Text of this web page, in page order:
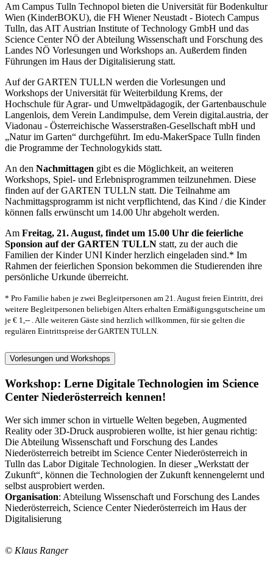
Am Campus Tulln Technopol bieten die Universität für Bodenkultur
Wien (KinderBOKU), die FH Wiener Neustadt - Biotech Campus
Tulln, das AIT Austrian Institute of Technology GmbH und das
Science Center NÖ der Abteilung Wissenschaft und Forschung des
Landes NÖ Vorlesungen und Workshops an. Außerdem finden
Führungen im Haus der Digitalisierung statt.
Auf der GARTEN TULLN werden die Vorlesungen und
Workshops der Universität für Weiterbildung Krems, der
Hochschule für Agrar- und Umweltpädagogik, der Gartenbauschule
Langenlois, dem Verein Landimpulse, dem Verein digital.austria, der
Viadonau - Österreichische Wasserstraßen-Gesellschaft mbH und
„Natur im Garten“ durchgeführt. Im edu-MakerSpace Tulln finden
die Programme der Technologykids statt.
An den Nachmittagen gibt es die Möglichkeit, an weiteren
Workshops, Spiel- und Erlebnisprogrammen teilzunehmen. Diese
finden auf der GARTEN TULLN statt. Die Teilnahme am
Nachmittagsprogramm ist nicht verpflichtend, das Kind / die Kinder
können falls erwünscht um 14.00 Uhr abgeholt werden.
Am Freitag, 21. August, findet um 15.00 Uhr die feierliche
Sponsion auf der GARTEN TULLN statt, zu der auch die
Familien der Kinder UNI Kinder herzlich eingeladen sind.* Im
Rahmen der feierlichen Sponsion bekommen die Studierenden ihre
persönliche Urkunde überreicht.
* Pro Familie haben je zwei Begleitpersonen am 21. August freien Eintritt, drei
weitere Begleitpersonen beliebigen Alters erhalten Ermäßigungsgutscheine um
je € 1,-- . Alle weiteren Gäste sind herzlich willkommen, für sie gelten die
regulären Eintrittspreise der GARTEN TULLN.
Vorlesungen und Workshops
Workshop: Lerne Digitale Technologien im Science
Center Niederösterreich kennen!
Wer sich immer schon in virtuelle Welten begeben, Augmented
Reality oder 3D-Druck ausprobieren wollte, ist hier genau richtig:
Die Abteilung Wissenschaft und Forschung des Landes
Niederösterreich betreibt im Science Center Niederösterreich in
Tulln das Labor Digitale Technologien. In dieser „Werkstatt der
Zukunft“, können die Technologien der Zukunft kennengelernt und
selbst ausprobiert werden.
Organisation: Abteilung Wissenschaft und Forschung des Landes
Niederösterreich, Science Center Niederösterreich im Haus der
Digitalisierung
© Klaus Ranger